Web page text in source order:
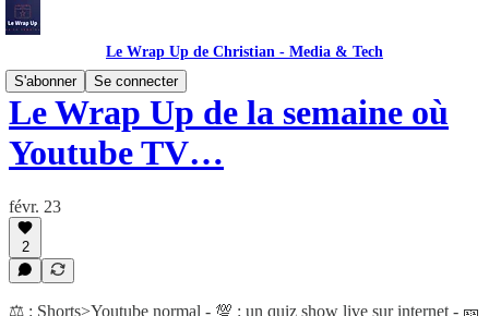
Le Wrap Up de Christian - Media & Tech
S'abonner
Se connecter
Le Wrap Up de la semaine où
Youtube TV…
févr. 23
2
⚖️ : Shorts>Youtube normal - 💯 : un quiz show live sur internet - 🎫